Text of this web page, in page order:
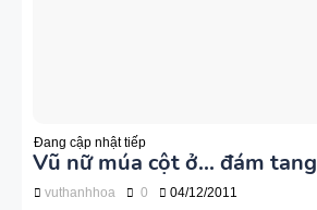
Đang cập nhật tiếp
Vũ nữ múa cột ở... đám tang
vuthanhhoa 0 04/12/2011